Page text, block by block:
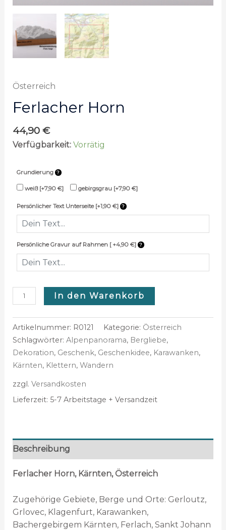
Österreich
Ferlacher Horn
44,90 €
Verfügbarkeit: Vorrätig
Grundierung
weiß [+7,90 €] gebirgsgrau [+7,90 €]
Persönlicher Text Unterseite [+1,90 €]
Persönliche Gravur auf Rahmen [ +4,90 €]
In den Warenkorb
Artikelnummer: R0121 Kategorie: Österreich
Schlagwörter: Alpenpanorama, Bergliebe,
Dekoration, Geschenk, Geschenkidee, Karawanken,
Kärnten, Klettern, Wandern
zzgl. Versandkosten
Lieferzeit: 5-7 Arbeitstage + Versandzeit
Beschreibung
Ferlacher Horn, Kärnten, Österreich
Zugehörige Gebiete, Berge und Orte: Gerloutz,
Grlovec, Klagenfurt, Karawanken,
Bachergebirgem Kärnten, Ferlach, Sankt Johann